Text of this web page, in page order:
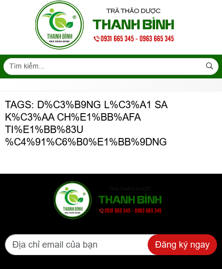
TAGS: D%C3%B9NG L%C3%A1 SA
K%C3%AA CH%E1%BB%AFA
TI%E1%BB%83U
%C4%91%C6%B0%E1%BB%9DNG
Đăng ký ngay